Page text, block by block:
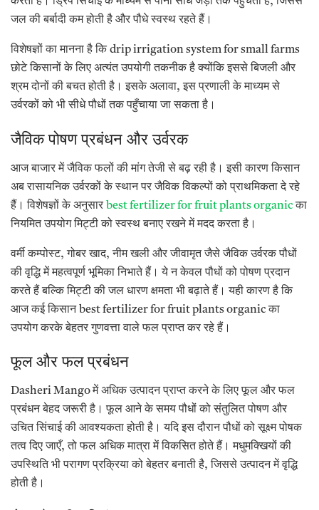
जल की बर्बादी कम होती है और पौधे स्वस्थ रहते हैं।
विशेषज्ञों का मानना है कि drip irrigation system for small farms
छोटे किसानों के लिए अत्यंत उपयोगी तकनीक है क्योंकि इससे बिजली और
श्रम दोनों की बचत होती है। इसके अलावा, इस प्रणाली के माध्यम से
उर्वरकों को भी सीधे पौधों तक पहुँचाया जा सकता है।
जैविक पोषण प्रबंधन और उर्वरक
आज बाजार में जैविक फलों की मांग तेजी से बढ़ रही है। इसी कारण किसान
अब रासायनिक उर्वरकों के स्थान पर जैविक विकल्पों को प्राथमिकता दे रहे
हैं। विशेषज्ञों के अनुसार best fertilizer for fruit plants organicका
नियमित उपयोग मिट्टी को स्वस्थ बनाए रखने में मदद करता है।
वर्मी कम्पोस्ट, गोबर खाद, नीम खली और जीवामृत जैसे जैविक उर्वरक पौधों
की वृद्धि में महत्वपूर्ण भूमिका निभाते हैं। ये न केवल पौधों को पोषण प्रदान
करते हैं बल्कि मिट्टी की जल धारण क्षमता भी बढ़ाते हैं। यही कारण है कि
आज कई किसान best fertilizer for fruit plants organic का
उपयोग करके बेहतर गुणवत्ता वाले फल प्राप्त कर रहे हैं।
फूल और फल प्रबंधन
Dasheri Mango में अधिक उत्पादन प्राप्त करने के लिए फूल और फल
प्रबंधन बेहद जरूरी है। फूल आने के समय पौधों को संतुलित पोषण और
उचित सिंचाई की आवश्यकता होती है। यदि इस दौरान पौधों को सूक्ष्म पोषक
तत्व दिए जाएँ, तो फल अधिक मात्रा में विकसित होते हैं। मधुमक्खियों की
उपस्थिति भी परागण प्रक्रिया को बेहतर बनाती है, जिससे उत्पादन में वृद्धि
होती है।